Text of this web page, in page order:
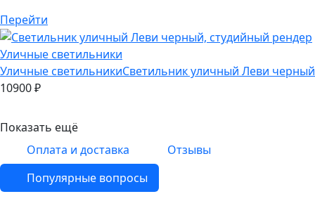
Перейти
Уличные светильники
Уличные светильникиСветильник уличный Леви черный
10900₽
Показать ещё
Оплата и доставка
Отзывы
Популярные вопросы